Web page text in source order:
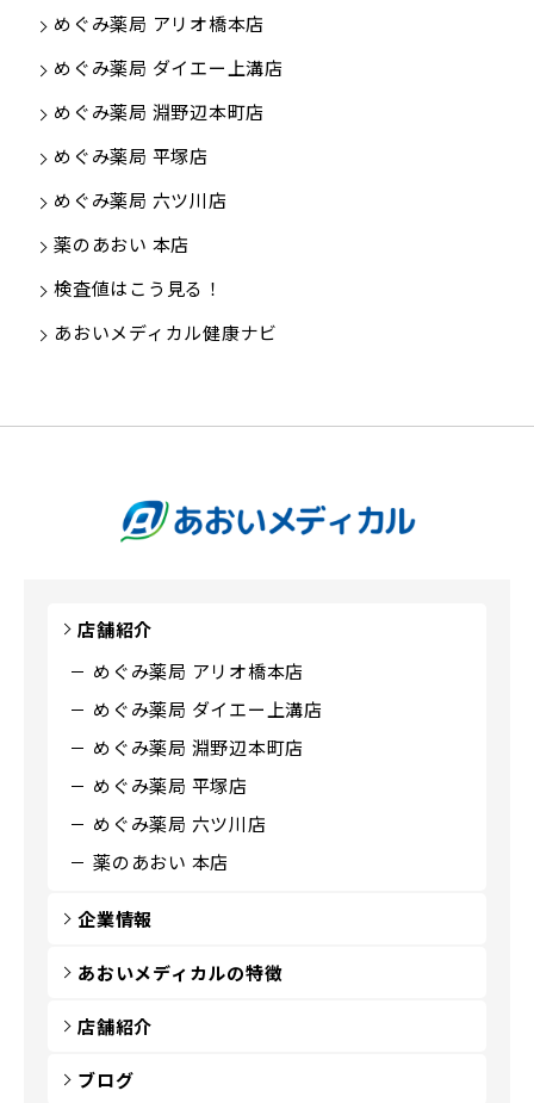
めぐみ薬局 アリオ橋本店
めぐみ薬局 ダイエー上溝店
めぐみ薬局 淵野辺本町店
めぐみ薬局 平塚店
めぐみ薬局 六ツ川店
薬のあおい 本店
検査値はこう見る！
あおいメディカル健康ナビ
店舗紹介
めぐみ薬局 アリオ橋本店
めぐみ薬局 ダイエー上溝店
めぐみ薬局 淵野辺本町店
めぐみ薬局 平塚店
めぐみ薬局 六ツ川店
薬のあおい 本店
企業情報
あおいメディカルの特徴
店舗紹介
ブログ